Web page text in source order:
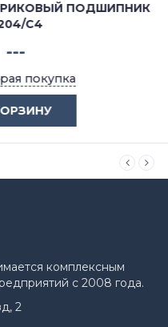
ПОДШИПНИК
комплексным
с 2008 года.
2